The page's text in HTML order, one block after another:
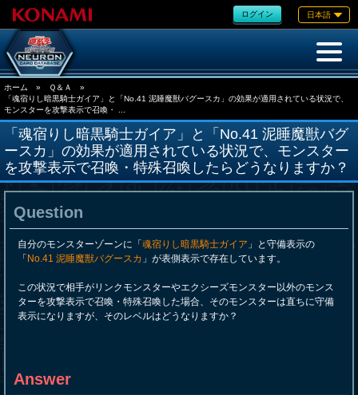
ログイン 日本語
ホーム » Ｑ＆Ａ
»
「魂宿りし暗黒騎士ガイア」と「No.41 泥睡魔獣バグースカ」の効果が適用されている状況で、
モンスターを攻撃表示で召喚・ ...
「魂宿りし暗黒騎士ガイア」と「No.41 泥睡魔獣バグ
ースカ」の効果が適用されている状況で、モンスター
を攻撃表示で召喚・特殊召喚したらどうなりますか？
Question
自分のモンスターゾーンに「 魂宿りし暗黒騎士ガイア 」と守備表示の
「 No.41 泥睡魔獣バグースカ 」が表側表示で存在しています。
この状況で相手がリンクモンスターやエクシーズモンスター以外のモンス
ターを攻撃表示で召喚・特殊召喚した場合、そのモンスターは直ちに守備
表示になりますが、そのレベルはどうなりますか？
Answer